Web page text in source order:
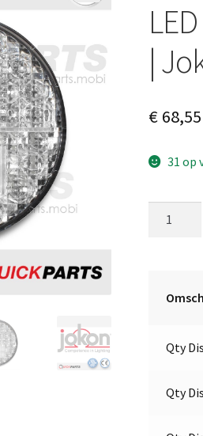
|
€68,55
31 op
Jokon
06046
Qty
Qty